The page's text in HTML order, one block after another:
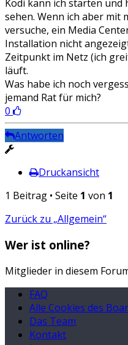
Kodi kann ich starten
sehen. Wenn ich aber mit
versuche, ein Media
Installation nicht
Zeitpunkt im Netz (ich
läuft.
Was habe ich noch
jemand Rat für mich?
0
Antworten
Druckansicht
1 Beitrag • Seite 1 von 1
Zurück zu „Allgemein“
Wer ist online?
Mitglieder in diesem
FAQ
Alle Cookies des
Das Team
Kontakt